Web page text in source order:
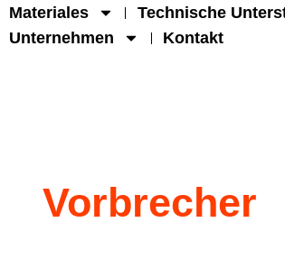
Materiales Technische
Unternehmen
Kontakt
Vorbrecher